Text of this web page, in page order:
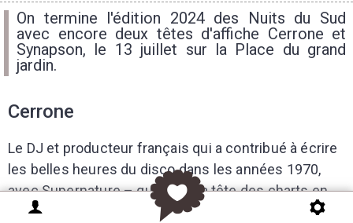
On termine l'édition 2024 des Nuits du Sud
avec encore deux têtes d'affiche Cerrone et
Synapson, le 13 juillet sur la Place du grand
jardin.
Cerrone
Le DJ et producteur français qui a contribué à écrire
les belles heures du disco dans les années 1970,
avec Supernature – qui a pris la tête des charts en
Amérique du Nord en 1978 – ou Give Me Love